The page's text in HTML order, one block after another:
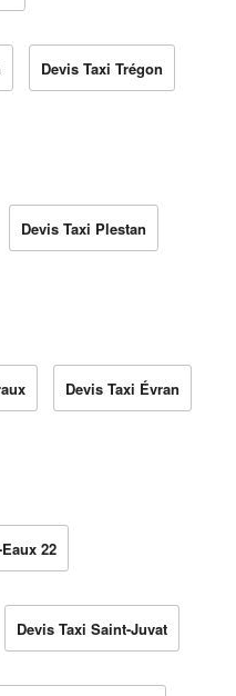
Devis Taxi Trégon
Devis Taxi Plestan
Devis Taxi Évran
22
Devis Taxi Saint-Juvat